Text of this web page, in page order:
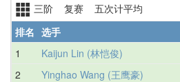
三阶 复赛 五次计平均
排名 选手
1
Kaijun Lin (林恺俊)
2
Yinghao Wang (王鹰豪)